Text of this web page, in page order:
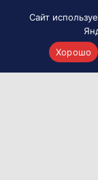
Сайт
Хорошо